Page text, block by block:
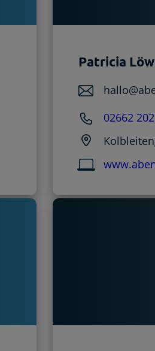
Patricia
02662